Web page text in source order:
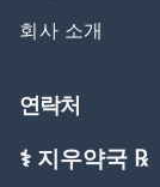
회사 소개
연락처
⚕️ 지우약국 ℞